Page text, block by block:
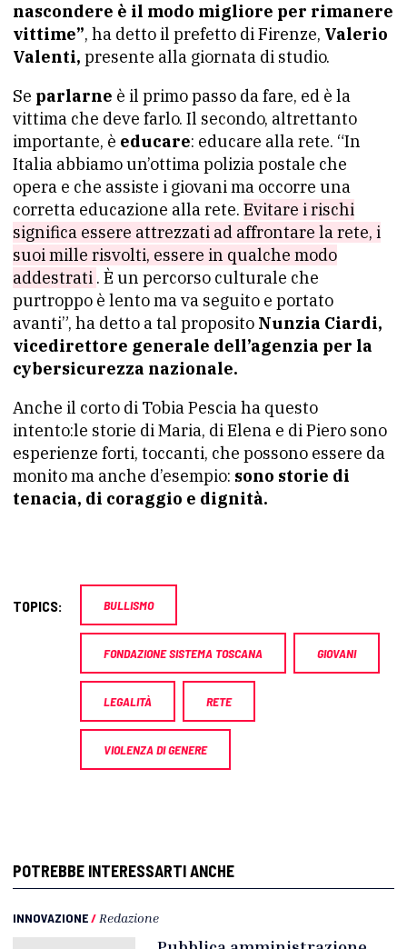
nascondere è il modo migliore per rimanere
vittime”, ha detto il prefetto di Firenze, Valerio
Valenti, presente alla giornata di studio.
Se parlarne è il primo passo da fare, ed è la
vittima che deve farlo. Il secondo, altrettanto
importante, è educare: educare alla rete. “In
Italia abbiamo un’ottima polizia postale che
opera e che assiste i giovani ma occorre una
corretta educazione alla rete. Evitare i rischi
significa essere attrezzati ad affrontare la rete, i
suoi mille risvolti, essere in qualche modo
addestrati . È un percorso culturale che
purtroppo è lento ma va seguito e portato
avanti”, ha detto a tal proposito Nunzia Ciardi,
vicedirettore generale dell’agenzia per la
cybersicurezza nazionale.
Anche il corto di Tobia Pescia ha questo
intento:le storie di Maria, di Elena e di Piero sono
esperienze forti, toccanti, che possono essere da
monito ma anche d’esempio: sono storie di
tenacia, di coraggio e dignità.
TOPICS: BULLISMO
FONDAZIONE SISTEMA TOSCANA GIOVANI
LEGALITÀ RETE
VIOLENZA DI GENERE
POTREBBE INTERESSARTI ANCHE
INNOVAZIONE/ Redazione